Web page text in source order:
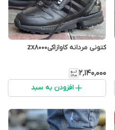
کتونی مردانه کاوازاکیzx8000
۲٬۱۴۰٬۰۰۰
افزودن به سبد